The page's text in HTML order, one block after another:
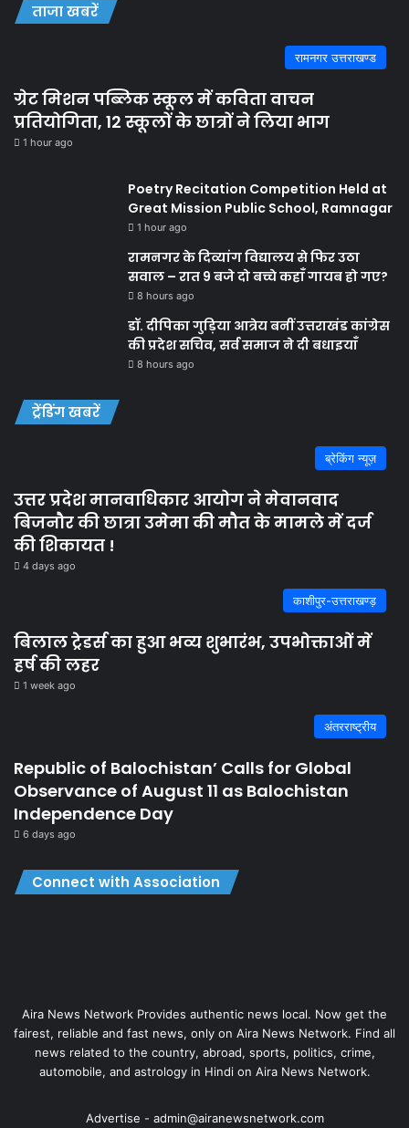
ताजा खबरें
रामनगर उत्तराखण्ड
ग्रेट मिशन पब्लिक स्कूल में कविता वाचन
प्रतियोगिता, 12 स्कूलों के छात्रों ने लिया भाग
1 hour ago
Poetry Recitation Competition Held at
Great Mission Public School, Ramnagar
1 hour ago
रामनगर के दिव्यांग विद्यालय से फिर उठा
सवाल – रात 9 बजे दो बच्चे कहाँ गायब हो गए?
8 hours ago
डॉ. दीपिका गुड़िया आत्रेय बनीं उत्तराखंड कांग्रेस
की प्रदेश सचिव, सर्व समाज ने दी बधाइयाँ
8 hours ago
ट्रेंडिंग खबरें
ब्रेकिंग न्यूज़
उत्तर प्रदेश मानवाधिकार आयोग ने मेवानवाद
बिजनौर की छात्रा उमेमा की मौत के मामले में दर्ज
की शिकायत !
4 days ago
काशीपुर-उत्तराखण्ड़
बिलाल ट्रेडर्स का हुआ भव्य शुभारंभ, उपभोक्ताओं में
हर्ष की लहर
1 week ago
अंतरराष्ट्रीय
Republic of Balochistan’ Calls for Global
Observance of August 11 as Balochistan
Independence Day
6 days ago
Connect with Association
Aira News Network Provides authentic news local. Now get the
fairest, reliable and fast news, only on Aira News Network. Find all
news related to the country, abroad, sports, politics, crime,
automobile, and astrology in Hindi on Aira News Network.
Advertise - admin@airanewsnetwork.com